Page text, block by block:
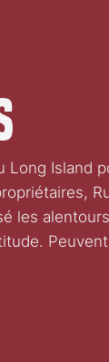
Long Island
les